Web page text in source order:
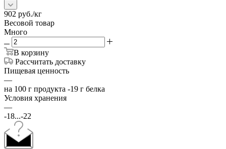
902 руб./кг
Весовой товар
Много
В корзину
Рассчитать доставку
Пищевая ценность
—
на 100 г продукта -19 г белка
Условия хранения
—
-18...-22